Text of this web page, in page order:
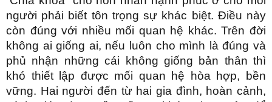
người phải biết tôn trọng sự khác biệt. Điều này
còn đúng với nhiều mối quan hệ khác. Trên đời
không ai giống ai, nếu luôn cho mình là đúng và
phủ nhận những cái không giống bản thân thì
khó thiết lập được mối quan hệ hòa hợp, bền
vững. Hai người đến từ hai gia đình, hoàn cảnh,